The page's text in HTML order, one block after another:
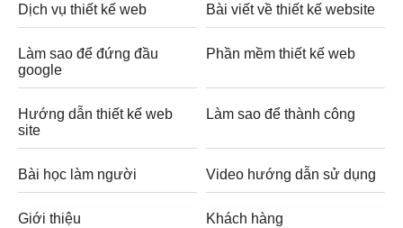
Dịch vụ thiết kế web Bài viết về thiết kế website
Làm sao để đứng đầu
google
Phần mềm thiết kế web
Hướng dẫn thiết kế web
site
Làm sao để thành công
Bài học làm người Video hướng dẫn sử dụng
Giới thiệu Khách hàng